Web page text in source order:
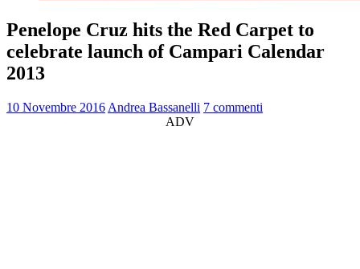
Penelope Cruz hits the Red Carpet to
celebrate launch of Campari Calendar
2013
10 Novembre 2016 Andrea Bassanelli 7 commenti
ADV